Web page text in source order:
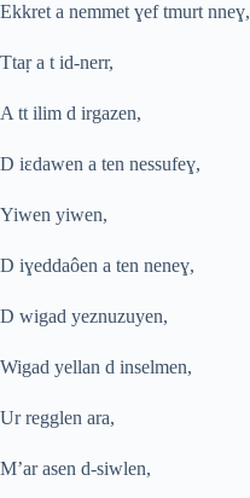
Ekkret a nemmet ɣef tmurt nneɣ,
Ttaṛa t id-nerr,
A tt ilim d irgazen,
D iɛdawen a ten nessufeɣ,
Yiwen yiwen,
D iɣeddaôen a ten neneɣ,
D wigad yeznuzuyen,
Wigad yellan d inselmen,
Ur regglen ara,
M’ar asen d-siwlen,